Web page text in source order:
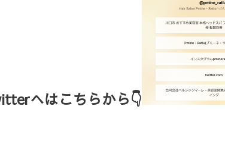
へはこちらから👇